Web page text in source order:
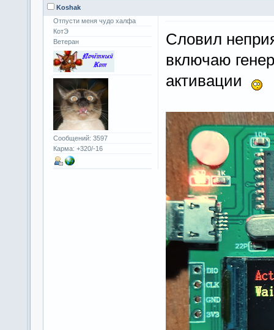
Koshak
Отпусти меня чудо халфа
КотЭ
Ветеран
Сообщений: 3597
Карма: +320/-16
Словил
включаю
активации